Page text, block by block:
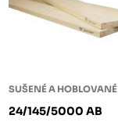
SUŠENÉ A HOBLOVANÉ
24/145/5000 AB